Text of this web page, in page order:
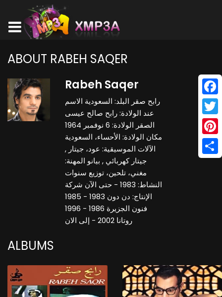
ABOUT RABEH SAQER
Rabeh Saqer
رابح صقر البلد: السعودية الاسم
عند الولادة: رابح صالح عيسى
الصقر الولادة: 6 نوفمبر 1964
مكان الولادة: الأحساء، السعودية
الآلات الموسيقية: عود، جيتار ,
جيتار كهربائي , بيانو المهنة:
مغني، تلحين، توزيع سنوات
النشاط: 1983 - حتى الآن شركة
الإنتاج: دن دون 1983 - 1985
فنون الجزيرة 1986 - 1996
روتانا 2002 - إلى الان
ALBUMS